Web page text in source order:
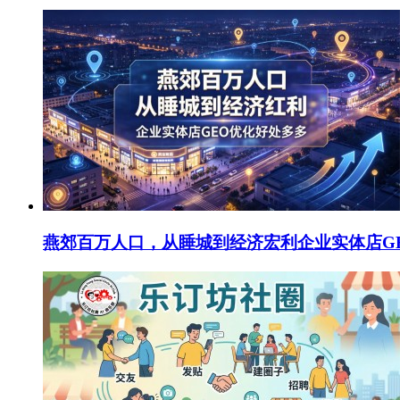
燕郊百万人口，从睡城到经济宏利企业实体店